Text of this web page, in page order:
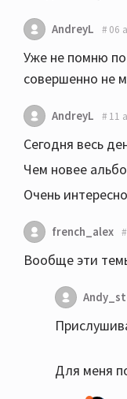
AndreyL 06
Уже не помню
совершенно не
AndreyL 11
Сегодня весь
Чем новее
Очень
french_alex
Вообще эти
Для меня